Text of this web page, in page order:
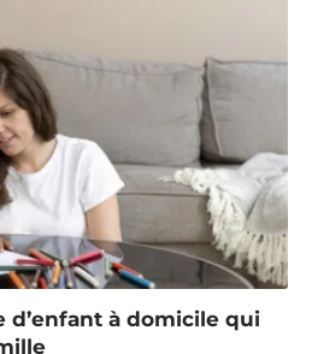
d’enfant à domicile qui